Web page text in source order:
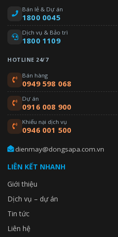
Bán lẻ & Dự án
1800 0045
Dịch vụ & Bảo trì
1800 1109
HOTLINE 24/7
Bán hàng
0949 598 068
Dự án
0916 008 900
Khiếu nại dịch vụ
0946 001 500
dienmay@dongsapa.com.vn
LIÊN KẾT NHANH
Giới thiệu
Dịch vụ – dự án
Tin tức
Liên hệ